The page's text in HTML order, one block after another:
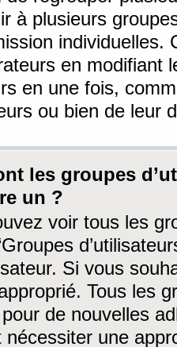
à plusieurs
individuelles.
en modifiant
en une fois,
ou bien de leur
les groupes
un ?
voir tous les
Si vous
Tous les
de nouvelles
nécessiter une